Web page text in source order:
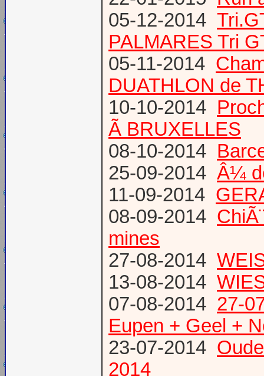
05-12-2014
PALMARES Tri
05-11-2014
DUATHLON de
10-10-2014
Ã BRUXELLES
08-10-2014
25-09-2014 Â¼
11-09-2014
08-09-2014
mines
27-08-2014
13-08-2014
07-08-2014 27-
Eupen + Geel +
23-07-2014
2014